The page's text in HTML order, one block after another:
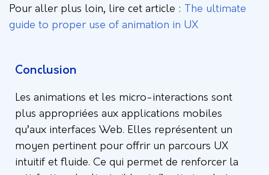
Pour aller plus loin, lire cet article : The ultimate
guide to proper use of animation in UX
Conclusion
Les animations et les micro-interactions sont
plus appropriées aux applications mobiles
qu’aux interfaces Web. Elles représentent un
moyen pertinent pour offrir un parcours UX
intuitif et fluide. Ce qui permet de renforcer la